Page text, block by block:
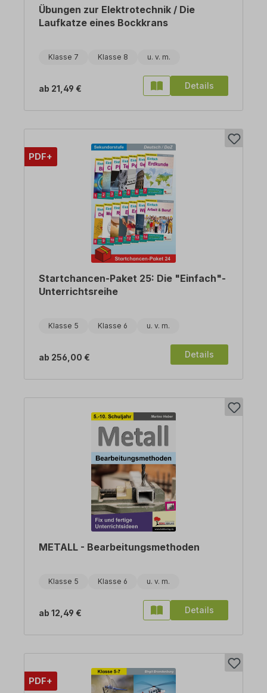
Übungen zur Elektrotechnik / Die
Laufkatze eines Bockkrans
Klasse 7 Klasse 8
ab 21,49 € Details
PDF+
Startchancen-Paket 25: Die "Einfach"-
Unterrichtsreihe
Klasse 5 Klasse 6
ab 256,00 € Details
METALL - Bearbeitungsmethoden
Klasse 5 Klasse 6
ab 12,49 € Details
PDF+